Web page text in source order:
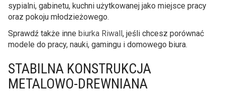
sypialni, gabinetu, kuchni użytkowanej jako miejsce pracy
oraz pokoju młodzieżowego.
Sprawdź także inne biurka Riwall, jeśli chcesz porównać
modele do pracy, nauki, gamingu i domowego biura.
STABILNA KONSTRUKCJA
METALOWO-DREWNIANA